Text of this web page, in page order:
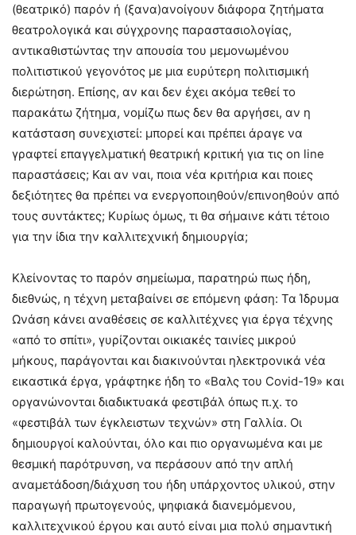
(θεατρικό) παρόν ή (ξανα)ανοίγουν διάφορα ζητήματα
θεατρολογικά και σύγχρονης παραστασιολογίας,
αντικαθιστώντας την απουσία του μεμονωμένου
πολιτιστικού γεγονότος με μια ευρύτερη πολιτισμική
διερώτηση. Επίσης, αν και δεν έχει ακόμα τεθεί το
παρακάτω ζήτημα, νομίζω πως δεν θα αργήσει, αν η
κατάσταση συνεχιστεί: μπορεί και πρέπει άραγε να
γραφτεί επαγγελματική θεατρική κριτική για τις on line
παραστάσεις; Και αν ναι, ποια νέα κριτήρια και ποιες
δεξιότητες θα πρέπει να ενεργοποιηθούν/επινοηθούν από
τους συντάκτες; Κυρίως όμως, τι θα σήμαινε κάτι τέτοιο
για την ίδια την καλλιτεχνική δημιουργία;
Κλείνοντας το παρόν σημείωμα, παρατηρώ πως ήδη,
διεθνώς, η τέχνη μεταβαίνει σε επόμενη φάση: Τα Ίδρυμα
Ωνάση κάνει αναθέσεις σε καλλιτέχνες για έργα τέχνης
«από το σπίτι», γυρίζονται οικιακές ταινίες μικρού
μήκους, παράγονται και διακινούνται ηλεκτρονικά νέα
εικαστικά έργα, γράφτηκε ήδη το «Βαλς του Covid-19» και
οργανώνονται διαδικτυακά φεστιβάλ όπως π.χ. το
«φεστιβάλ των έγκλειστων τεχνών» στη Γαλλία. Οι
δημιουργοί καλούνται, όλο και πιο οργανωμένα και με
θεσμική παρότρυνση, να περάσουν από την απλή
αναμετάδοση/διάχυση του ήδη υπάρχοντος υλικού, στην
παραγωγή πρωτογενούς, ψηφιακά διανεμόμενου,
καλλιτεχνικού έργου και αυτό είναι μια πολύ σημαντική